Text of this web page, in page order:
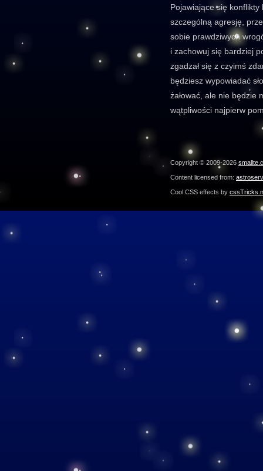
Pojawiające się konflikty
szczególną agresję,
sobie prawdziwych
i zachowuj się bardziej
zgadzał się z czyimś
będziesz wypowiadać
żałować, ale nie będzie
wątpliwości najpierw
Copyright © 2009-2026
Content licensed from:
Cool CSS effects by